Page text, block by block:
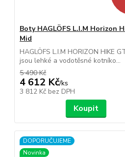
Boty HAGLÖFS L.I.M Horizon
Mid
HAGLÖFS L.I.M HORIZON HIKE
jsou lehké a vodotěsné kotníko...
5 490 Kč
4 612 Kč/ks
3 812 Kč bez DPH
Koupit
DOPORUČUJEME
Novinka